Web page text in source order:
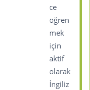
ce
öğren
mek
için
aktif
olarak
İngiliz